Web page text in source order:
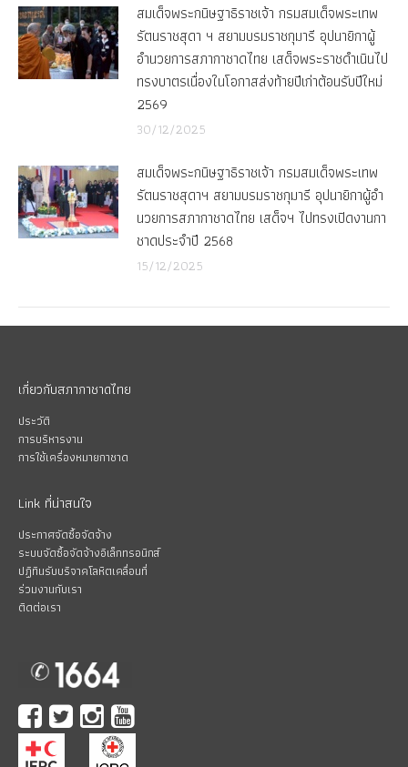
สมเด็จพระกนิษฐาธิราชเจ้า กรมสมเด็จพระเทพ
รัตนราชสุดา ฯ สยามบรมราชกุมารี อุปนายิกาผู้
อำนวยการสภากาชาดไทย เสด็จพระราชดำเนินไป
ทรงบาตรเนื่องในโอกาสส่งท้ายปีเก่าต้อนรับปีใหม่
2569
30/12/2025
สมเด็จพระกนิษฐาธิราชเจ้า กรมสมเด็จพระเทพ
รัตนราชสุดาฯ สยามบรมราชกุมารี อุปนายิกาผู้อํา
นวยการสภากาชาดไทย เสด็จฯ ไปทรงเปิดงานกา
ชาดประจําปี 2568
15/12/2025
เกี่ยวกับสภากาชาดไทย
ประวัติ
การบริหารงาน
การใช้เครื่องหมายกาชาด
Link ที่น่าสนใจ
ประกาศจัดซื้อจัดจ้าง
ระบบจัดซื้อจัดจ้างอิเล็กทรอนิกส์
ปฏิทินรับบริจาคโลหิตเคลื่อนที่
ร่วมงานกับเรา
ติดต่อเรา